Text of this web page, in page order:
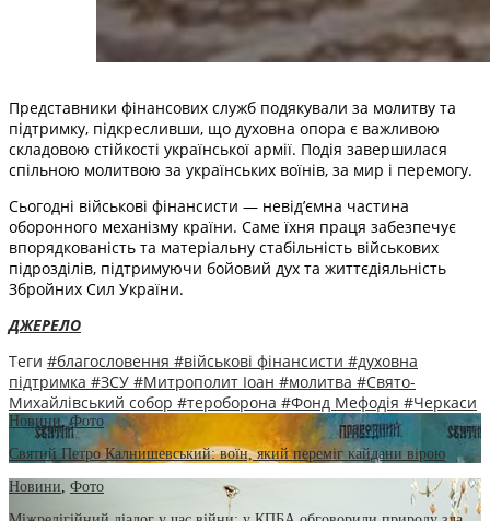
Представники фінансових служб подякували за молитву та
підтримку, підкресливши, що духовна опора є важливою
складовою стійкості української армії. Подія завершилася
спільною молитвою за українських воїнів, за мир і перемогу.
Сьогодні військові фінансисти — невід’ємна частина
оборонного механізму країни. Саме їхня праця забезпечує
впорядкованість та матеріальну стабільність військових
підрозділів, підтримуючи бойовий дух та життєдіяльність
Збройних Сил України.
ДЖЕРЕЛО
Теги #благословення #військові фінансисти #духовна
підтримка #ЗСУ #Митрополит Іоан #молитва #Свято-
Михайлівський собор #тероборона #Фонд Мефодія #Черкаси
Новини,Фото
Святий Петро Калнишевський: воїн, який переміг кайдани вірою
Новини Фото